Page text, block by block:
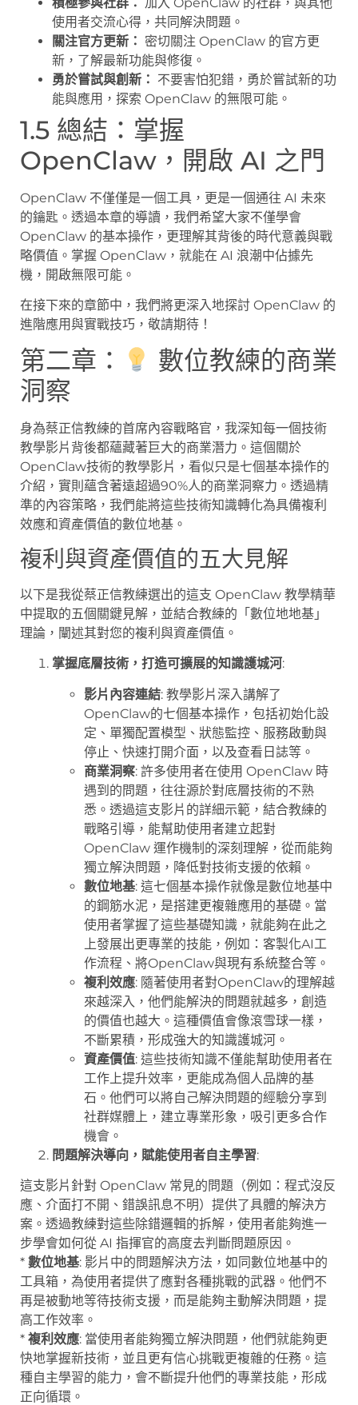
使用者交流心得，共同解決問題。
關注官方更新： 密切關注 OpenClaw 的官方更
新，了解最新功能與修復。
勇於嘗試與創新： 不要害怕犯錯，勇於嘗試新的功
能與應用，探索 OpenClaw 的無限可能。
1.5 總結：掌握
OpenClaw，開啟 AI 之門
OpenClaw 不僅僅是一個工具，更是一個通往 AI 未來
的鑰匙。透過本章的導讀，我們希望大家不僅學會
OpenClaw 的基本操作，更理解其背後的時代意義與戰
略價值。掌握 OpenClaw，就能在 AI 浪潮中佔據先
機，開啟無限可能。
在接下來的章節中，我們將更深入地探討 OpenClaw 的
進階應用與實戰技巧，敬請期待！
第二章：
數位教練的商業
洞察
身為蔡正信教練的首席內容戰略官，我深知每一個技術
教學影片背後都蘊藏著巨大的商業潛力。這個關於
OpenClaw技術的教學影片，看似只是七個基本操作的
介紹，實則蘊含著遠超過90%人的商業洞察力。透過精
準的內容策略，我們能將這些技術知識轉化為具備複利
效應和資產價值的數位地基。
複利與資產價值的五大見解
以下是我從蔡正信教練選出的這支 OpenClaw 教學精華
中提取的五個關鍵見解，並結合教練的「數位地地基」
理論，闡述其對您的複利與資產價值。
掌握底層技術，打造可擴展的知識護城河:
影片內容連結: 教學影片深入講解了
OpenClaw的七個基本操作，包括初始化設
定、單獨配置模型、狀態監控、服務啟動與
停止、快速打開介面，以及查看日誌等。
商業洞察: 許多使用者在使用 OpenClaw 時
遇到的問題，往往源於對底層技術的不熟
悉。透過這支影片的詳細示範，結合教練的
戰略引導，能幫助使用者建立起對
OpenClaw 運作機制的深刻理解，從而能夠
獨立解決問題，降低對技術支援的依賴。
數位地基: 這七個基本操作就像是數位地基中
的鋼筋水泥，是搭建更複雜應用的基礎。當
使用者掌握了這些基礎知識，就能夠在此之
上發展出更專業的技能，例如：客製化AI工
作流程、將OpenClaw與現有系統整合等。
複利效應: 隨著使用者對OpenClaw的理解越
來越深入，他們能解決的問題就越多，創造
的價值也越大。這種價值會像滾雪球一樣，
不斷累積，形成強大的知識護城河。
資產價值: 這些技術知識不僅能幫助使用者在
工作上提升效率，更能成為個人品牌的基
石。他們可以將自己解決問題的經驗分享到
社群媒體上，建立專業形象，吸引更多合作
機會。
問題解決導向，賦能使用者自主學習:
這支影片針對 OpenClaw 常見的問題（例如：程式沒反
應、介面打不開、錯誤訊息不明）提供了具體的解決方
案。透過教練對這些除錯邏輯的拆解，使用者能夠進一
步學會如何從 AI 指揮官的高度去判斷問題原因。
* 數位地基: 影片中的問題解決方法，如同數位地基中的
工具箱，為使用者提供了應對各種挑戰的武器。他們不
再是被動地等待技術支援，而是能夠主動解決問題，提
高工作效率。
* 複利效應: 當使用者能夠獨立解決問題，他們就能夠更
快地掌握新技術，並且更有信心挑戰更複雜的任務。這
種自主學習的能力，會不斷提升他們的專業技能，形成
正向循環。